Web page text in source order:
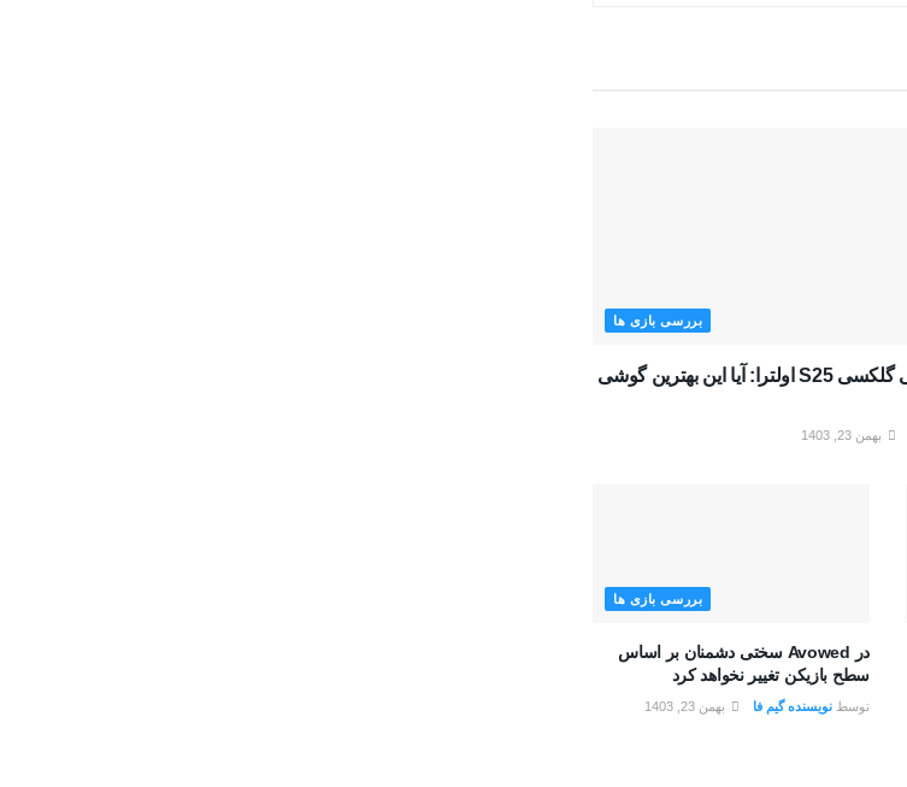
بررسی بازی ها
تکفارس؛ بررسی گلکسی S25 اولترا: آیا این بهترین گوشی
بهمن 23, 1403
بررسی بازی ها
در Avowed سختی دشمنان بر اساس
سطح بازیکن تغییر نخواهد کرد
توسط نویسنده گیم فا بهمن 23, 1403